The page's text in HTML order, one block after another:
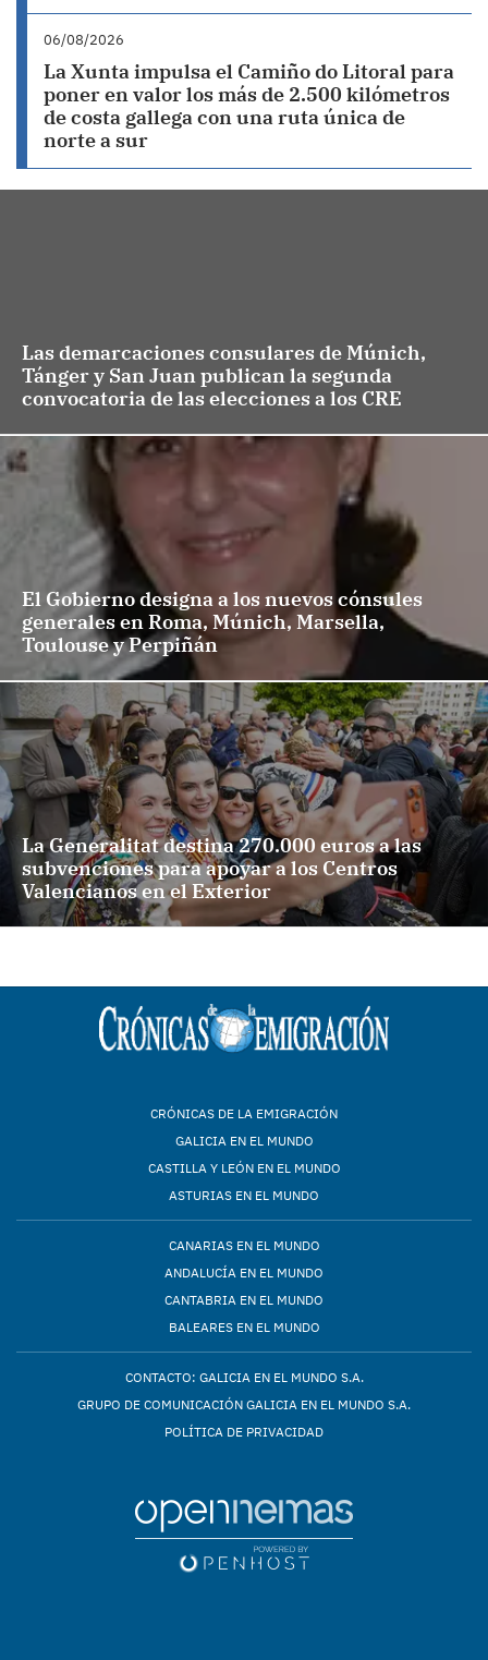
06/08/2026
La Xunta impulsa el Camiño do Litoral para
poner en valor los más de 2.500 kilómetros
de costa gallega con una ruta única de
norte a sur
Las demarcaciones consulares de Múnich,
Tánger y San Juan publican la segunda
convocatoria de las elecciones a los CRE
El Gobierno designa a los nuevos cónsules
generales en Roma, Múnich, Marsella,
Toulouse y Perpiñán
La Generalitat destina 270.000 euros a las
subvenciones para apoyar a los Centros
Valencianos en el Exterior
CRÓNICAS DE LA EMIGRACIÓN
GALICIA EN EL MUNDO
CASTILLA Y LEÓN EN EL MUNDO
ASTURIAS EN EL MUNDO
CANARIAS EN EL MUNDO
ANDALUCÍA EN EL MUNDO
CANTABRIA EN EL MUNDO
BALEARES EN EL MUNDO
CONTACTO: GALICIA EN EL MUNDO S.A.
GRUPO DE COMUNICACIÓN GALICIA EN EL MUNDO S.A.
POLÍTICA DE PRIVACIDAD